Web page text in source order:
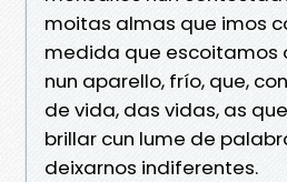
moitas almas que imos
medida que escoitamos
nun aparello, frío, que,
de vida, das vidas, as
brillar cun lume de
deixarnos indiferentes.